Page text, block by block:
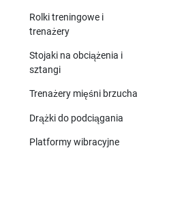
Rolki treningowe i
trenażery
Stojaki na obciążenia i
sztangi
Trenażery mięśni brzucha
Drążki do podciągania
Platformy wibracyjne